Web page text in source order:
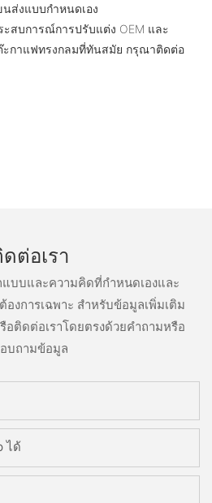
ส่งแบบกำหนดเอง
ะสบการณ์การปรับแต่ง OEM และ
ะกาแฟทรงกลมที่ทันสมัย กรุณาติดต่อ
ต่อเรา
บบและความคิดที่กำหนดเองและ
งการเฉพาะ สำหรับข้อมูลเพิ่มเติม
ติดต่อเราโดยตรงด้วยคำถามหรือ
บถามข้อมูล
ได้